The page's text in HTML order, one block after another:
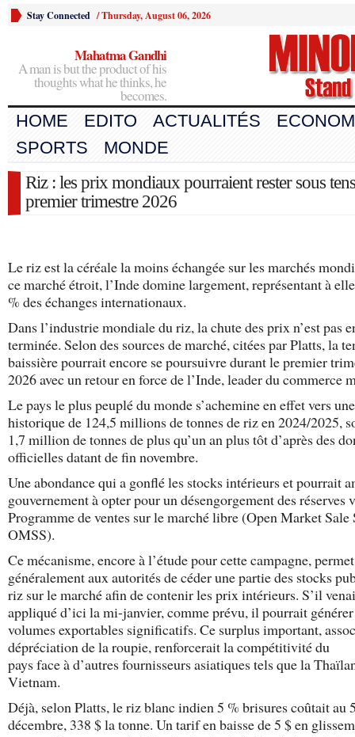
Stay Connected /Thursday, August 06, 2026
Mahatma Gandhi
A man is but the product of his
thoughts what he thinks, he
becomes.
HOME EDITO ACTUALITÉS
SPORTS
MONDE
Riz : les prix mondiaux pourraient rester sous
premier trimestre 2026
Le riz est la céréale la moins échangée sur les marchés
ce marché étroit, l’Inde domine largement, représentant à
% des échanges internationaux.
Dans l’industrie mondiale du riz, la chute des prix n’est pas
terminée. Selon des sources de marché, citées par Platts, la
baissière pourrait encore se poursuivre durant le premier
2026 avec un retour en force de l’Inde, leader du commerce
Le pays le plus peuplé du monde s’achemine en effet vers
historique de 124,5 millions de tonnes de riz en 2024/2025,
1,7 million de tonnes de plus qu’un an plus tôt d’après des
officielles datant de fin novembre.
Une abondance qui a gonflé les stocks intérieurs et pourrait
gouvernement à opter pour un désengorgement des réserves
Programme de ventes sur le marché libre (Open Market Sale
OMSS).
Ce mécanisme, encore à l’étude pour cette campagne, permet
généralement aux autorités de céder une partie des stocks
riz sur le marché afin de contenir les prix intérieurs. S’il
appliqué d’ici la mi-janvier, comme prévu, il pourrait générer
volumes exportables significatifs. Ce surplus important,
dépréciation de la roupie, renforcerait la compétitivité du
pays face à d’autres fournisseurs asiatiques tels que la
Vietnam.
Déjà, selon Platts, le riz blanc indien 5 % brisures coûtait au
décembre, 338 $ la tonne. Un tarif en baisse de 5 $ en